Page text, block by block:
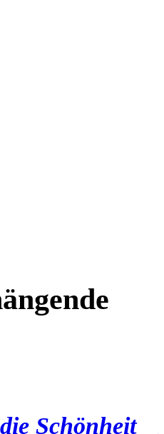
Schönheit